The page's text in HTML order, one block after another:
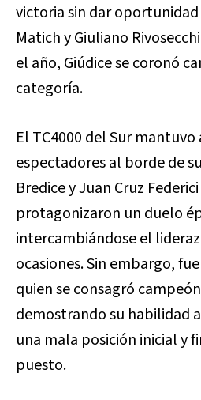
victoria sin dar oportunidad
Matich y Giuliano
el año, Giúdice se coronó
categoría.
El TC4000 del Sur
espectadores al borde de
Bredice y Juan Cruz
protagonizaron un duelo
intercambiándose el
ocasiones. Sin embargo,
quien se consagró
demostrando su habilidad
una mala posición inicial y
puesto.